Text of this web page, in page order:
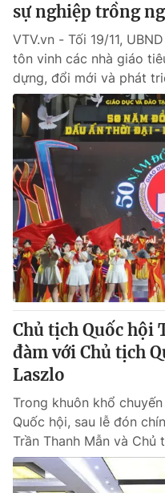
sự nghiệp trồng
VTV.vn - Tối 19/11,
tôn vinh các nhà giáo
dựng, đổi mới và phát
Chủ tịch Quốc hội
đàm với Chủ tịch
Laszlo
Trong khuôn khổ
Quốc hội, sau lễ đón
Trần Thanh Mẫn và Chủ